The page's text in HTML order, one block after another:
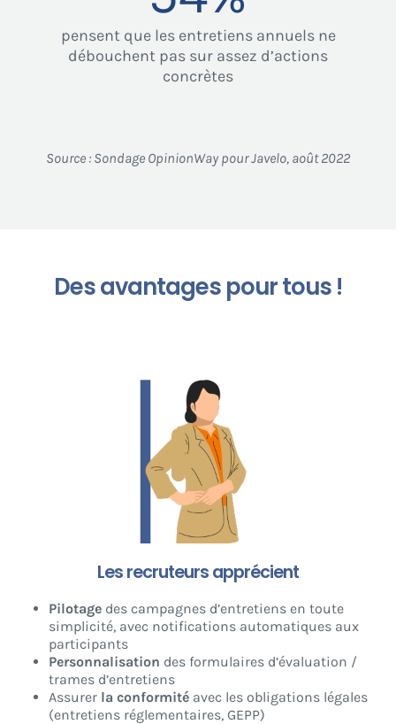
pensent que les entretiens annuels ne
débouchent pas sur assez d’actions
concrètes
Source : Sondage OpinionWay pour Javelo, août 2022
Des avantages pour tous !
Les recruteurs apprécient
Pilotagedes campagnes d’entretiens en toute
simplicité, avec notifications automatiques aux
participants
Personnalisation des formulaires d’évaluation /
trames d’entretiens
Assurerla conformitéavec les obligations légales
(entretiens réglementaires, GEPP)